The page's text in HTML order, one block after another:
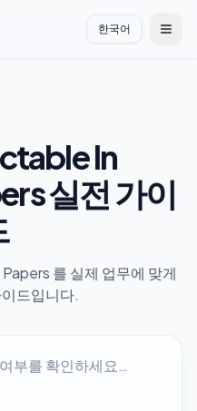
한국어 切换
In
실전 가이
를 실제 업무에 맞게
드입니다.